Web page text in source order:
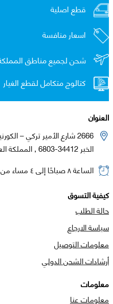
قطع اصلية
اسعار منافسة
شحن لجميع مناطق المملكة
كتالوج متكامل لقطع الغيار
العنوان
2666 شارع الأمير تركي – الكورنيش , وحدة رقم 102
الخبر 34412-6803 , المملكة العربية السعودية
الساعة ٨ صباحًا إلى ٤ مساء من الأحد إلى الخميس
كيفية التسوق
حالة الطلب
سياسة الارجاع
معلومات التوصيل
أرشادات الشحن الدولي
معلومات
معلومات عنا